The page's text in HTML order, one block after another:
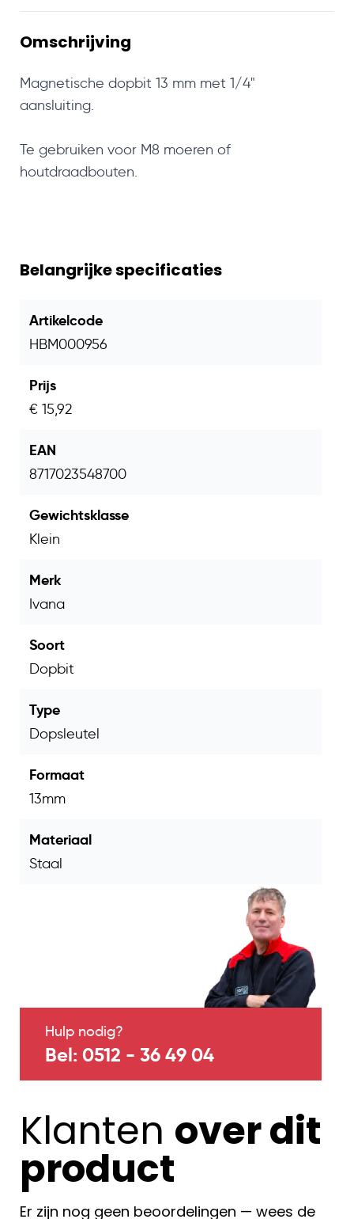
Omschrijving
Magnetische dopbit 13 mm met 1/4"
aansluiting.
Te gebruiken voor M8 moeren of
houtdraadbouten.
Belangrijke specificaties
Artikelcode
HBM000956
Prijs
€ 15,92
EAN
8717023548700
Gewichtsklasse
Klein
Merk
Ivana
Soort
Dopbit
Type
Dopsleutel
Formaat
13mm
Materiaal
Staal
Hulp nodig?
Bel: 0512 - 36 49 04
Klanten over dit
product
Er zijn nog geen beoordelingen — wees de